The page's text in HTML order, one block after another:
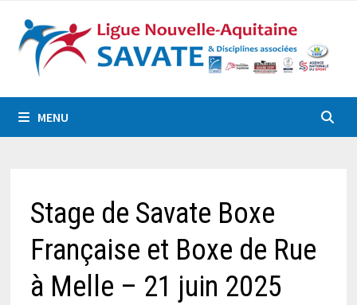
contenu
MENU
Stage de Savate Boxe
Française et Boxe de Rue
à Melle – 21 juin 2025